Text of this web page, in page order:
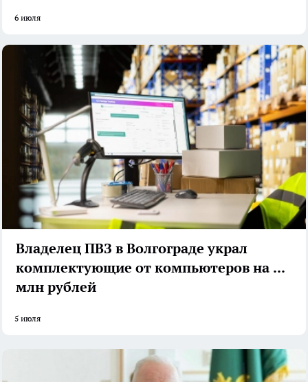
6 июля
Владелец ПВЗ в Волгограде украл
комплектующие от компьютеров на 2,5
млн рублей
5 июля